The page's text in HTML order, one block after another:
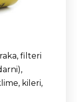
filteri
kileri,